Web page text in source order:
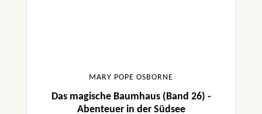
MARY POPE OSBORNE
Das magische Baumhaus (Band 26) -
Abenteuer in der Südsee